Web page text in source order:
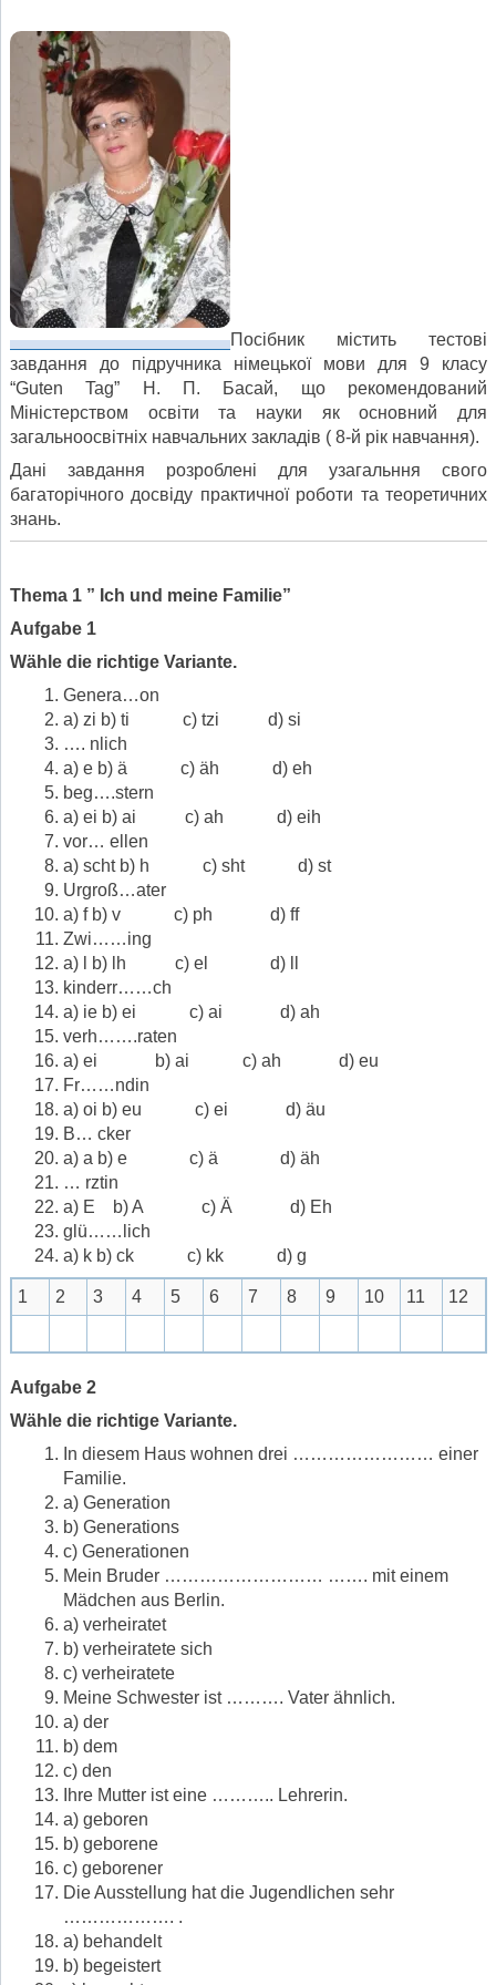
Посібник містить тестові
завдання до підручника німецької мови для 9 класу
“Guten Tag” Н. П. Басай, що рекомендований
Міністерством освіти та науки як основний для
загальноосвітніх навчальних закладів ( 8-й рік навчання).
Дані завдання розроблені для узагальння свого
багаторічного досвіду практичної роботи та теоретичних
знань.
Thema 1 ” Ich und meine Familie”
Aufgabe 1
Wähle die richtige Variante.
Genera…on
a) zi b) ti c) tzi d) si
…. nlich
a) e b) ä c) äh d) eh
beg….stern
a) ei b) ai c) ah d) eih
vor… ellen
a) scht b) h c) sht d) st
Urgroß…ater
a) f b) v c) ph d) ff
Zwi……ing
a) l b) lh c) el d) ll
kinderr……ch
a) ie b) ei c) ai d) ah
verh…….raten
a) ei b) ai c) ah d) eu
Fr……ndin
a) oi b) eu c) ei d) äu
B… cker
a) a b) e c) ä d) äh
… rztin
a) E b) A c) Ä d) Eh
glü……lich
a) k b) ck c) kk d) g
1 2 3 4 5 6 7 8 9 10 11 12
Aufgabe 2
Wähle die richtige Variante.
In diesem Haus wohnen drei …………………… einer
Familie.
a) Generation
b) Generations
c) Generationen
Mein Bruder ……………………… ……. mit einem
Mädchen aus Berlin.
a) verheiratet
b) verheiratete sich
c) verheiratete
Meine Schwester ist ………. Vater ähnlich.
a) der
b) dem
c) den
Ihre Mutter ist eine ……….. Lehrerin.
a) geboren
b) geborene
c) geborener
Die Ausstellung hat die Jugendlichen sehr
………………. .
a) behandelt
b) begeistert